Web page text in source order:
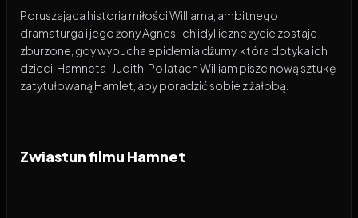
Poruszająca historia miłości Williama, ambitnego
dramaturga i jego żony Agnes. Ich idylliczne życie zostaje
zburzone, gdy wybucha epidemia dżumy, która dotyka ich
dzieci, Hamneta i Judith. Po latach William pisze nową sztukę
zatytułowaną Hamlet, aby poradzić sobie z żałobą.
Zwiastun filmu Hamnet